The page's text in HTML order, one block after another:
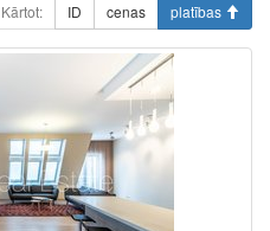
Kārtot: ID cenas platības